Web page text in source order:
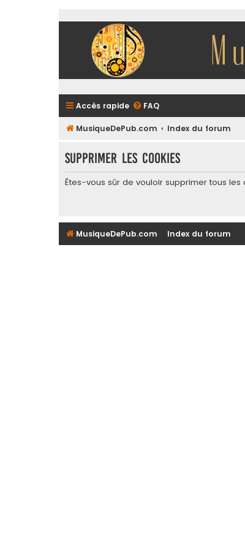
Accès rapide FAQ
MusiqueDePub.com Index du forum
Supprimer les cookies
Êtes-vous sûr de vouloir supprimer tous
MusiqueDePub.com Index du forum